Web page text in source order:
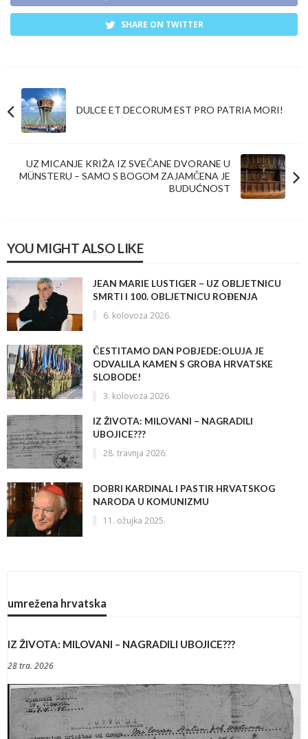
SHARE ON TWITTER
DULCE ET DECORUM EST PRO PATRIA MORI!
UZ MICANJE KRIŽA IZ SVEČANE DVORANE U
MÜNSTERU – SAMO S BOGOM ZAJAMČENA JE
BUDUĆNOST
YOU MIGHT ALSO LIKE
JEAN MARIE LUSTIGER – UZ OBLJETNICU
SMRTI I 100. OBLJETNICU ROĐENJA
6. kolovoza 2026.
ČESTITAMO DAN POBJEDE:OLUJA JE
ODVALILA KAMEN S GROBA HRVATSKE
SLOBODE!
3. kolovoza 2026.
IZ ŽIVOTA: MILOVANI – NAGRADILI
UBOJICE???
28. travnja 2026.
DOBRI KARDINAL I PASTIR HRVATSKOG
NARODA U KOMUNIZMU
11. ožujka 2025.
umrežena hrvatska
IZ ŽIVOTA: MILOVANI – NAGRADILI UBOJICE???
28 tra. 2026